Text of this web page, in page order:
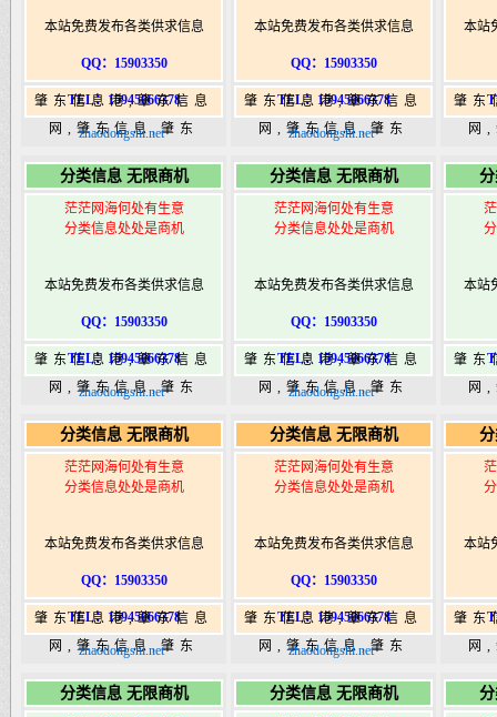
本站免费发布各类供求信息
QQ：15903350
TEL：15945066378
肇东信息港,肇东信息
网,肇东信息,肇东
港|www.zhaodongshi.com
zhaodongshi.net
本站免费发布各类供求信息
QQ：15903350
TEL：15945066378
肇东信息港,肇东信息
网,肇东信息,肇东
港|www.zhaodongshi.com
zhaodongshi.net
本站
肇东
网
港
分类信息 无限商机
茫茫网海何处有生意
分类信息处处是商机
本站免费发布各类供求信息
QQ：15903350
TEL：15945066378
肇东信息港,肇东信息
网,肇东信息,肇东
港|www.zhaodongshi.com
zhaodongshi.net
分类信息 无限商机
茫茫网海何处有生意
分类信息处处是商机
本站免费发布各类供求信息
QQ：15903350
TEL：15945066378
肇东信息港,肇东信息
网,肇东信息,肇东
港|www.zhaodongshi.com
zhaodongshi.net
本站
肇东
网
港
分类信息 无限商机
茫茫网海何处有生意
分类信息处处是商机
本站免费发布各类供求信息
QQ：15903350
TEL：15945066378
肇东信息港,肇东信息
网,肇东信息,肇东
港|www.zhaodongshi.com
zhaodongshi.net
分类信息 无限商机
茫茫网海何处有生意
分类信息处处是商机
本站免费发布各类供求信息
QQ：15903350
TEL：15945066378
肇东信息港,肇东信息
网,肇东信息,肇东
港|www.zhaodongshi.com
zhaodongshi.net
本站
肇东
网
港
分类信息 无限商机 分类信息 无限商机